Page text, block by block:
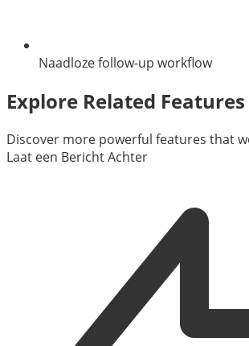
Naadloze follow-up workflow
Explore Related Features
Discover more powerful features that
Laat een Bericht Achter